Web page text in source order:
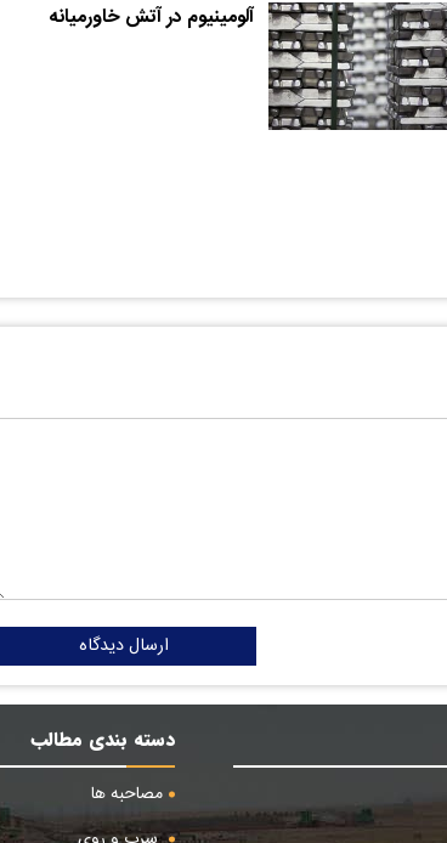
آلومینیوم در آتش خاورمیانه
ارسال دیدگاه
دسته بندی مطالب
مصاحبه ها